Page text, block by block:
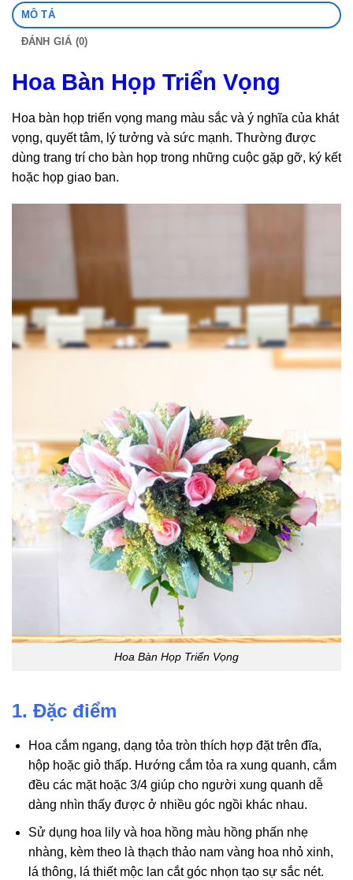
MÔ TẢ
ĐÁNH GIÁ (0)
Hoa Bàn Họp Triển Vọng
Hoa bàn họp triển vọng mang màu sắc và ý nghĩa của khát
vọng, quyết tâm, lý tưởng và sức mạnh. Thường được
dùng trang trí cho bàn họp trong những cuộc gặp gỡ, ký kết
hoặc họp giao ban.
Hoa Bàn Họp Triển Vọng
1. Đặc điểm
Hoa cắm ngang, dạng tỏa tròn thích hợp đặt trên đĩa,
hộp hoặc giỏ thấp. Hướng cắm tỏa ra xung quanh, cắm
đều các mặt hoặc 3/4 giúp cho người xung quanh dễ
dàng nhìn thấy được ở nhiều góc ngồi khác nhau.
Sử dụng hoa lily và hoa hồng màu hồng phấn nhẹ
nhàng, kèm theo là thạch thảo nam vàng hoa nhỏ xinh,
lá thông, lá thiết mộc lan cắt góc nhọn tạo sự sắc nét.